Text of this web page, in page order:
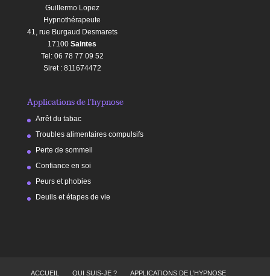
Guillermo Lopez
Hypnothérapeute
41, rue Burgaud Desmarets
17100Saintes
Tel: 06 78 77 09 52
Siret : 811674472
Applications de l’hypnose
Arrêt du tabac
Troubles alimentaires compulsifs
Perte de sommeil
Confiance en soi
Peurs et phobies
Deuils et étapes de vie
ACCUEIL QUI SUIS-JE ? APPLICATIONS DE L’HYPNOSE